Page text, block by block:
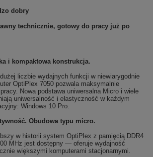
dobry
technicznie, gotowy do pracy już po
i kompaktowa konstrukcja.
liczbie wydajnych funkcji w niewiarygodnie
OptiPlex 7050 pozwala maksymalnie
Nowa podstawa uniwersalna Micro i wiele
uniwersalność i elastyczność w każdym
Windows 10 Pro.
Obudowa typu micro.
w historii system OptiPlex z pamięcią DDR4
MHz jest dostępny — oferuje wydajność
większymi komputerami stacjonarnymi.